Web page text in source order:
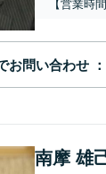
【営業時
お問い合わせ
南摩 雄